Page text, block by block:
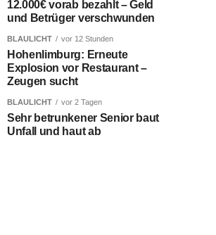
12.000€ vorab bezahlt – Geld
und Betrüger verschwunden
BLAULICHT vor 12 Stunden
Hohenlimburg: Erneute
Explosion vor Restaurant –
Zeugen sucht
BLAULICHT vor 2 Tagen
Sehr betrunkener Senior baut
Unfall und haut ab